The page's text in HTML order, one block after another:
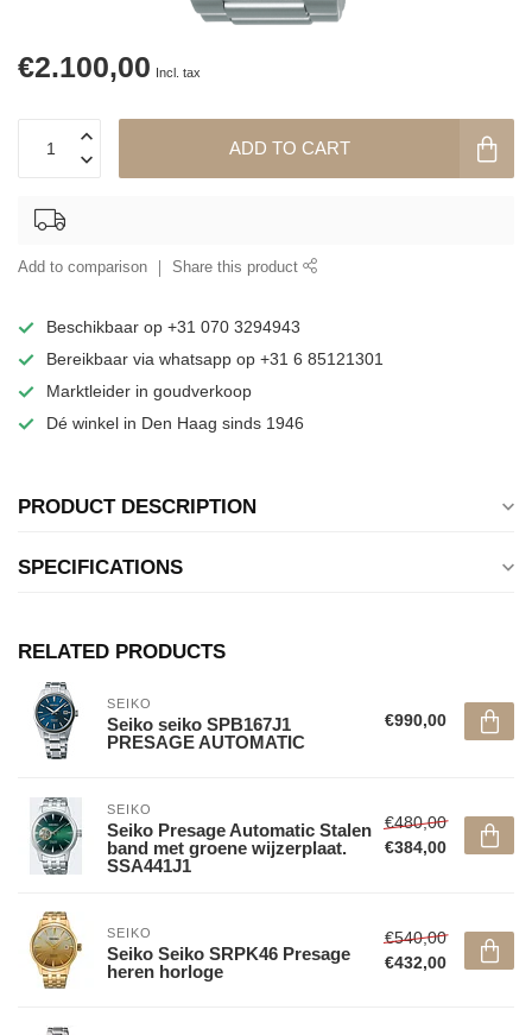
€2.100,00 Incl. tax
ADD TO CART
Add to comparison Share this product
Beschikbaar op +31 070 3294943
Bereikbaar via whatsapp op +31 6 85121301
Marktleider in goudverkoop
Dé winkel in Den Haag sinds 1946
PRODUCT DESCRIPTION
SPECIFICATIONS
RELATED PRODUCTS
SEIKO
Seiko seiko SPB167J1
PRESAGE AUTOMATIC
€990,00
SEIKO
Seiko Presage Automatic Stalen
band met groene wijzerplaat.
SSA441J1
€480,00
€384,00
SEIKO
Seiko Seiko SRPK46 Presage
heren horloge
€540,00
€432,00